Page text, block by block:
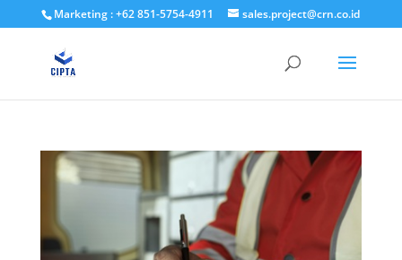
Marketing : +62 851-5754-4911 sales.project@crn.co.id